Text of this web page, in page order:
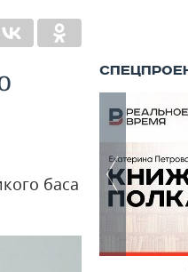
баса